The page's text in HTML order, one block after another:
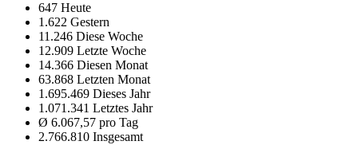
647 Heute
1.622 Gestern
11.246 Diese Woche
12.909 Letzte Woche
14.366 Diesen Monat
63.868 Letzten Monat
1.695.469 Dieses Jahr
1.071.341 Letztes Jahr
Ø 6.067,57 pro Tag
2.766.810 Insgesamt